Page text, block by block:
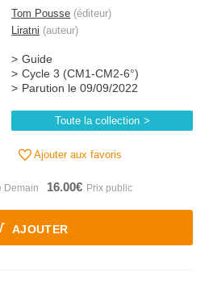
Tom Pousse (éditeur)
Liratni (auteur)
Guide
Cycle 3 (CM1-CM2-6°)
Parution le 09/09/2022
Toute la collection
Ajouter aux favoris
16.00€
AJOUTER